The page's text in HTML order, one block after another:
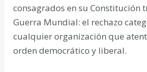
consagrados en su Constitución
Guerra Mundial: el rechazo
cualquier organización que
orden democrático y liberal.